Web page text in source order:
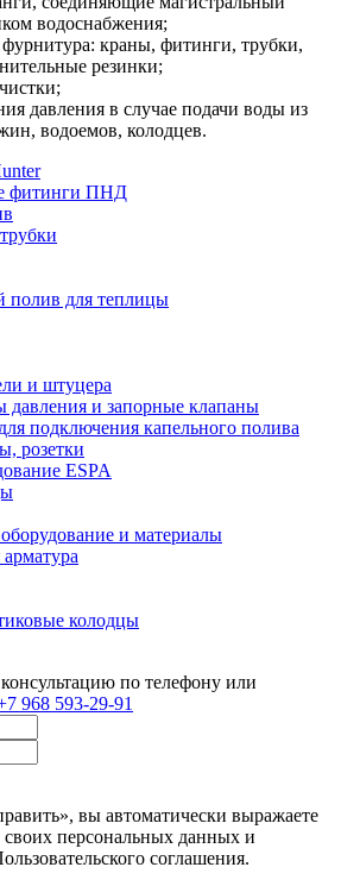
водоснабжения;
фурнитура: краны, фитинги, трубки,
резинки;
давления в случае подачи воды из
водоемов, колодцев.
фитинги ПНД
полив для теплицы
и штуцера
давления и запорные клапаны
подключения капельного полива
розетки
ESPA
и материалы
колодцы
по телефону или
968 593-29-91
вы автоматически выражаете
своих персональных данных и
соглашения.